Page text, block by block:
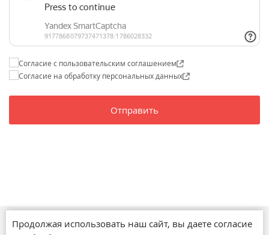
Согласие с пользовательским соглашением
Согласие на обработку персональных данных
Отправить
Магазины
Продолжая использовать наш сайт, вы даете согласие